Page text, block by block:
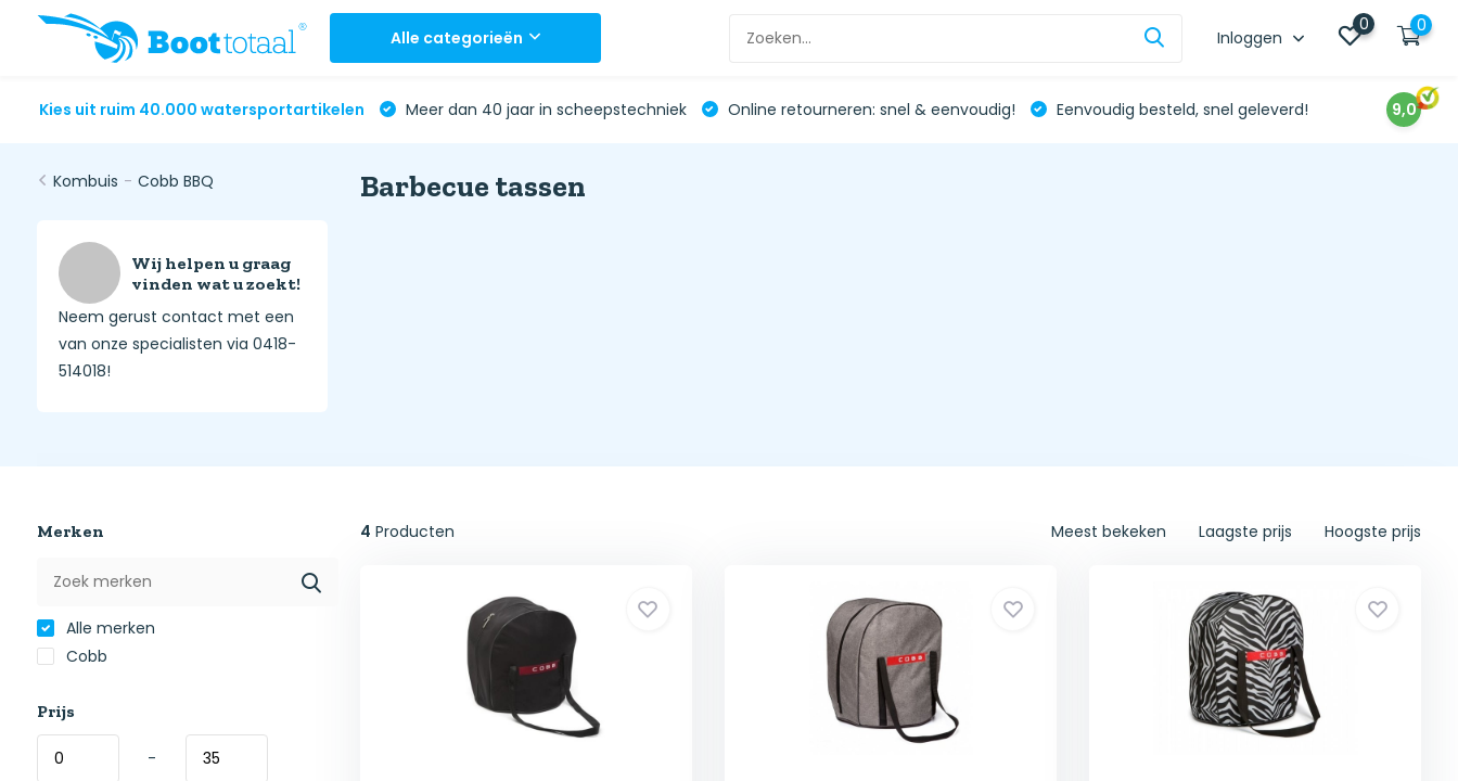
Alle categorieën Inloggen
0 0
Kies uit ruim 40.000 watersportartikelen Meer dan 40 jaar in scheepstechniek Online retourneren: snel & eenvoudig! Eenvoudig besteld, snel geleverd! 9,0
Kombuis - Cobb BBQ
Wij helpen u graag
vinden wat u zoekt!
Neem gerust contact met een
van onze specialisten via 0418-
514018!
Barbecue tassen
Merken
Alle merken
Cobb
Prijs
-
4 Producten Meest bekeken Laagste prijs Hoogste prijs